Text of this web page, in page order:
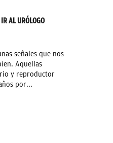
AL URÓLOGO
señales que nos
Aquellas
y reproductor
por...